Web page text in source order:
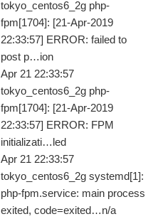
tokyo_centos6_2g php-
fpm[1704]: [21-Apr-2019
22:33:57] ERROR: failed to
post p…ion
Apr 21 22:33:57
tokyo_centos6_2g php-
fpm[1704]: [21-Apr-2019
22:33:57] ERROR: FPM
initializati…led
Apr 21 22:33:57
tokyo_centos6_2g systemd[1]:
php-fpm.service: main process
exited, code=exited…n/a